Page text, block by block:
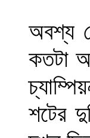
অবশ্য
কতটা
শটের